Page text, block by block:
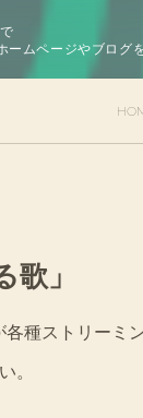
ームページやブログ
」
種ストリーミ
。